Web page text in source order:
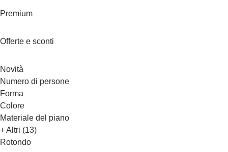
Premium
Offerte e sconti
Novità
Numero di persone
Forma
Colore
Materiale del piano
+ Altri (13)
Rotondo